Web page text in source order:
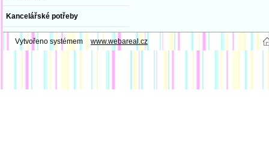
Kancelářské potřeby
Vytvořeno systémem www.webareal.cz